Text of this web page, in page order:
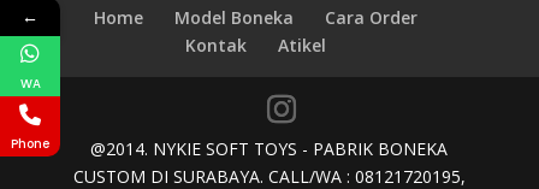
Home Model Boneka
Cara Order
Kontak
Atikel
@2014. NYKIE SOFT TOYS - PABRIK BONEKA
CUSTOM DI SURABAYA. CALL/WA : 08121720195,
←
WA
Phone